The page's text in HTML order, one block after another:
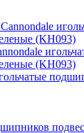
(KH093)